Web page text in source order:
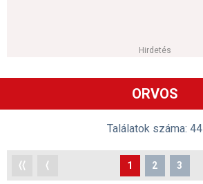
Hirdetés
ORVOS
Találatok száma: 44
⟨⟨ ⟨ 1 2 3